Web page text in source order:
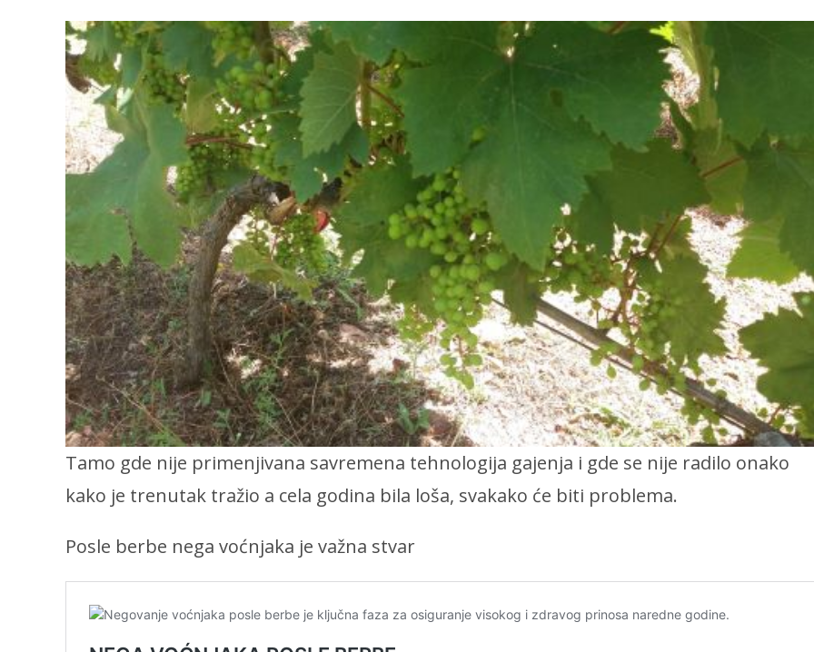
Tamo gde nije primenjivana savremena tehnologija gajenja i gde se nije radilo onako
kako je trenutak tražio a cela godina bila loša, svakako će biti problema.
Posle berbe nega voćnjaka je važna stvar